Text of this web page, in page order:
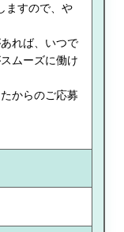
ますので、や
れば、いつで
ムーズに働け
からのご応募